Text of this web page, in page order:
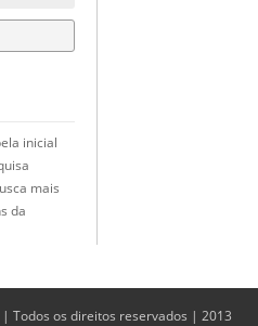
inicial
mais
da
| Todos os direitos reservados | 2013